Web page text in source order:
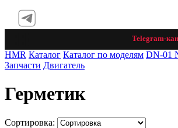
Telegram-
HMR Каталог Каталог по моделям DN-01
Запчасти Двигатель
Герметик
Сортировка: